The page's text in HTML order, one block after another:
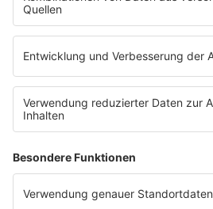
Empfang
barba radio App
Impressum
Datenschutz Facebook & Instagram
Datenschutzeinstellungen
Clubbedingungen
Werbung schalten
Waffel-Werbepartner
80s80s.de